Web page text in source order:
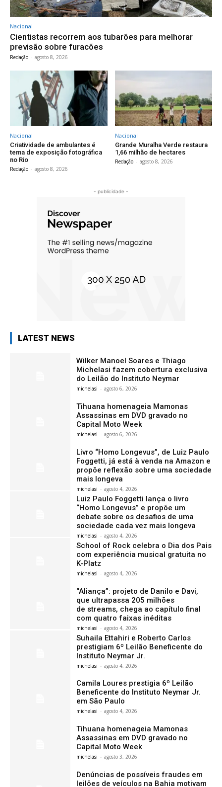
Nacional
Cientistas recorrem aos tubarões para melhorar
previsão sobre furacões
Redação - agosto 8, 2026
Nacional
Criatividade de ambulantes é
tema de exposição fotográfica
no Rio
Redação - agosto 8, 2026
Nacional
Grande Muralha Verde restaura
1,66 milhão de hectares
Redação - agosto 8, 2026
- publicidade -
LATEST NEWS
Wilker Manoel Soares e Thiago
Michelasi fazem cobertura exclusiva
do Leilão do Instituto Neymar
michelasi - agosto 6, 2026
Tihuana homenageia Mamonas
Assassinas em DVD gravado no
Capital Moto Week
michelasi - agosto 6, 2026
Livro “Homo Longevus”, de Luiz Paulo
Foggetti, já está à venda na Amazon e
propõe reflexão sobre uma sociedade
mais longeva
michelasi - agosto 4, 2026
Luiz Paulo Foggetti lança o livro
“Homo Longevus” e propõe um
debate sobre os desafios de uma
sociedade cada vez mais longeva
michelasi - agosto 4, 2026
School of Rock celebra o Dia dos Pais
com experiência musical gratuita no
K-Platz
michelasi - agosto 4, 2026
“Aliança”: projeto de Danilo e Davi,
que ultrapassa 205 milhões
de streams, chega ao capítulo final
com quatro faixas inéditas
michelasi - agosto 4, 2026
Suhaila Ettahiri e Roberto Carlos
prestigiam 6º Leilão Beneficente do
Instituto Neymar Jr.
michelasi - agosto 4, 2026
Camila Loures prestigia 6º Leilão
Beneficente do Instituto Neymar Jr.
em São Paulo
michelasi - agosto 4, 2026
Tihuana homenageia Mamonas
Assassinas em DVD gravado no
Capital Moto Week
michelasi - agosto 3, 2026
Denúncias de possíveis fraudes em
leilões de veículos na Bahia motivam